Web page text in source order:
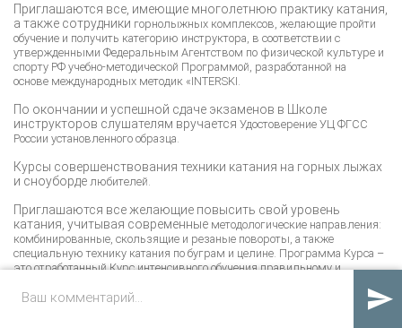
Приглашаются все, имеющие многолетнюю практику катания,
а также сотрудники горнолыжных комплексов, желающие пройти
обучение и получить категорию инструктора, в соответствии с
утвержденными Федеральным Агентством по физической культуре и
спорту РФ учебно-методической Программой, разработанной на
основе международных методик «INTERSKI.
По окончании и успешной сдаче экзаменов в Школе
инструкторов слушателям вручается Удостоверение УЦ ФГСС
России установленного образца.
Курсы совершенствования техники катания на горных лыжах
и сноуборде любителей.
Приглашаются все желающие повысить свой уровень
катания, учитывая современные методологические направления:
комбинированные, скользящие и резаные повороты, атакже
специальную технику катания по буграм и целине. Программа Курса –
этоотработанный Курс интенсивного обучения правильному и
